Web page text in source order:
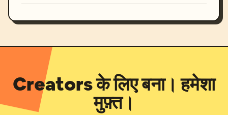
Creators के लिए बना। हमेशा
मुफ़्त।